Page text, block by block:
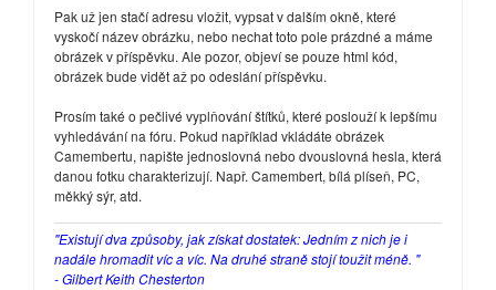
Pak už jen stačí adresu vložit, vypsat v dalším okně, které
vyskočí název obrázku, nebo nechat toto pole prázdné a máme
obrázek v příspěvku. Ale pozor, objeví se pouze html kód,
obrázek bude vidět až po odeslání příspěvku.
Prosím také o pečlivé vyplňování štítků, které poslouží k lepšímu
vyhledávání na fóru. Pokud například vkládáte obrázek
Camembertu, napište jednoslovná nebo dvouslovná hesla, která
danou fotku charakterizují. Např. Camembert, bílá plíseň, PC,
měkký sýr, atd.
"Existují dva způsoby, jak získat dostatek: Jedním z nich je i
nadále hromadit víc a víc. Na druhé straně stojí toužit méně. "
- Gilbert Keith Chesterton